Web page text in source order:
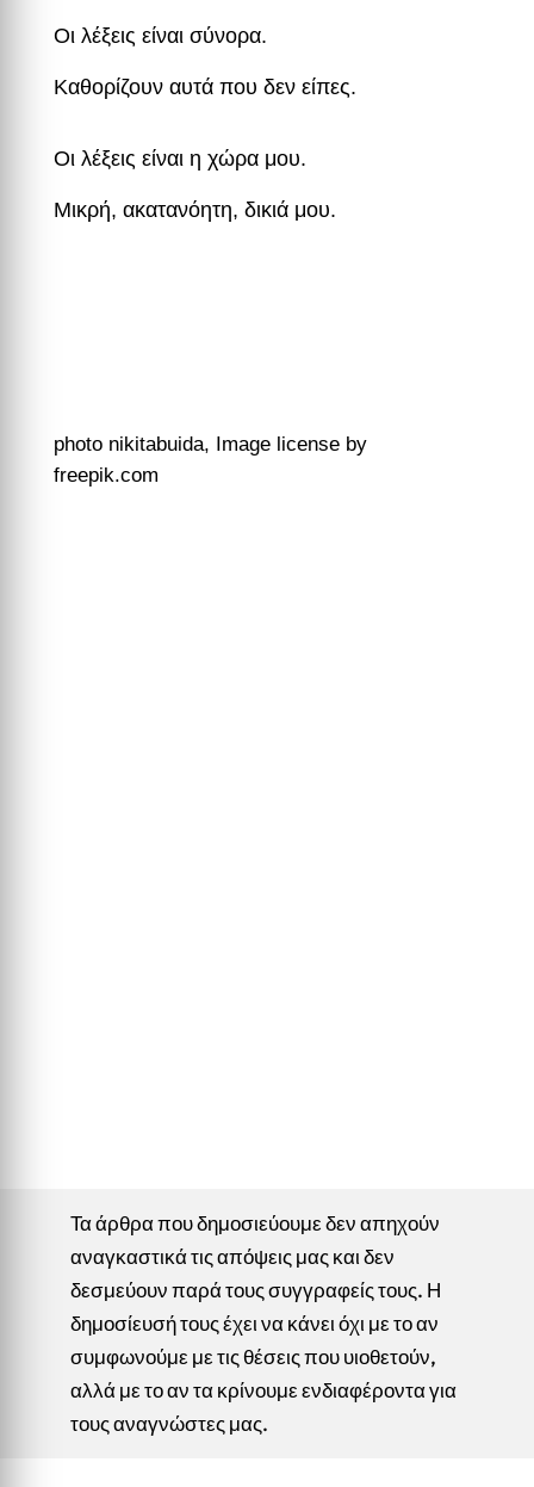
Οι λέξεις είναι σύνορα.
Καθορίζουν αυτά που δεν είπες.
Οι λέξεις είναι η χώρα μου.
Μικρή, ακατανόητη, δικιά μου.
photo nikitabuida, Image license by
freepik.com
Τα άρθρα που δημοσιεύουμε δεν απηχούν
αναγκαστικά τις απόψεις μας και δεν
δεσμεύουν παρά τους συγγραφείς τους. Η
δημοσίευσή τους έχει να κάνει όχι με το αν
συμφωνούμε με τις θέσεις που υιοθετούν,
αλλά με το αν τα κρίνουμε ενδιαφέροντα για
τους αναγνώστες μας.